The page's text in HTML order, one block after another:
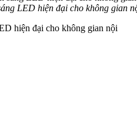
LED hiện đại cho không gian
hiện đại cho không gian nội